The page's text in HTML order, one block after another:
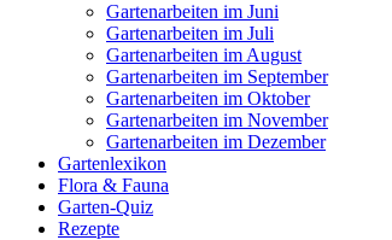
Gartenarbeiten im Juni
Gartenarbeiten im Juli
Gartenarbeiten im August
Gartenarbeiten im September
Gartenarbeiten im Oktober
Gartenarbeiten im November
Gartenarbeiten im Dezember
Gartenlexikon
Flora & Fauna
Garten-Quiz
Rezepte